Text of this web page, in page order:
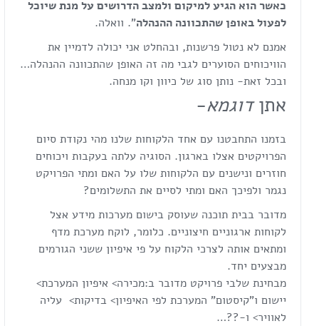
כאשר הוא הגיע למיקום ולמצב הדרושים על מנת שיוכל
לפעול באופן שהתכוונה ההנהלה". וואלה.
אמנם לא נטול פרשנות, ובהחלט אני יכולה לדמיין את
הוויכוחים הסוערים לגבי מה זה האופן שהתכוונה ההנהלה…
ובכל זאת- נותן סוג של כיוון וקו מנחה.
אתןדוגמא-
בזמנו התחבטנו עם אחד הלקוחות שלנו מהי נקודת סיום
הפרויקטים אצלו בארגון. הסוגיה עלתה בעקבות ויכוחים
חוזרים ונישנים עם הלקוחות שלו על האם ומתי הפרויקט
נגמר ולפיכך האם ומתי לסיים את התשלומים?
מדובר בבית תוכנה שעוסק בישום מערכות מידע אצל
לקוחות ארגוניים חיצוניים. כלומר, לוקח מערכת מדף
ומתאים אותה לצרכי הלקוח על פי איפיון ששני הגורמים
מבצעים יחד.
מבחינת שלבי פרויקט מדובר ב:מכירה> איפיון המערכת>
יישום ו"קיסטום" המערכת לפי האיפיון> בדיקות> עליה
לאוויר> ו-??…